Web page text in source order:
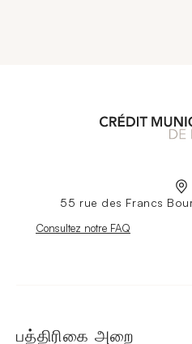
55 rue des Francs
Nouvelle fenêtre
Consultez notre FAQ
பத்திரிகை அறை